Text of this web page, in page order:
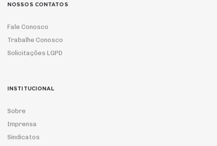
NOSSOS CONTATOS
Fale Conosco
Trabalhe Conosco
Solicitações LGPD
INSTITUCIONAL
Sobre
Imprensa
Sindicatos